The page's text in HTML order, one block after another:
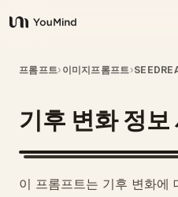
YouMind
개요
사용 사례
프롬프트› 이미지프롬프트›
기후 변화 정
이 프롬프트는 기후 변화에